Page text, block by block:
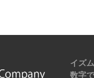
イズ
数字